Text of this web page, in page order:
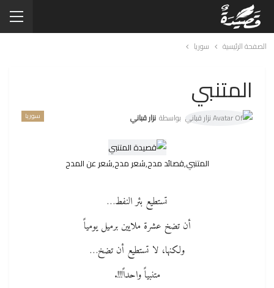
الصفحة الرئيسية سوريا
المتنبي
سوريا بواسطة نزار قباني
المتنبي,قصائد مدح,شعر مدح,شعر عن المدح
تستطيع بئر النفط…
أن تضخ عشرة ملايين برميل يومياً
ولكنها، لا تستطيع أن تضخ…
متنبياً واحداً!!!.